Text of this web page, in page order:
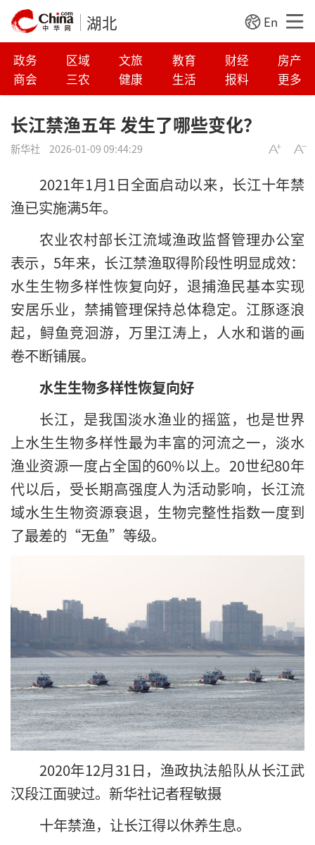
湖北 En
政务 区域 文旅 教育 财经
房产
商会
三农 健康 生活 报料 更多
长江禁渔五年 发生了哪些变化？
新华社 2026-01-09 09:44:29
2021年1月1日全面启动以来，长江十年禁
渔已实施满5年。
农业农村部长江流域渔政监督管理办公室
表示，5年来，长江禁渔取得阶段性明显成效：
水生生物多样性恢复向好，退捕渔民基本实现
安居乐业，禁捕管理保持总体稳定。江豚逐浪
起，鲟鱼竞洄游，万里江涛上，人水和谐的画
卷不断铺展。
水生生物多样性恢复向好
长江，是我国淡水渔业的摇篮，也是世界
上水生生物多样性最为丰富的河流之一，淡水
渔业资源一度占全国的60%以上。20世纪80年
代以后，受长期高强度人为活动影响，长江流
域水生生物资源衰退，生物完整性指数一度到
了最差的“无鱼”等级。
2020年12月31日，渔政执法船队从长江武
汉段江面驶过。新华社记者程敏摄
十年禁渔，让长江得以休养生息。